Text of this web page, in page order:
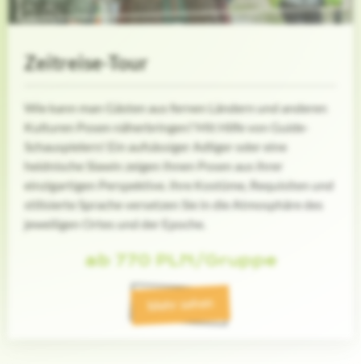
Zeitreise-Tour
Wie kann man Gästen aus fernen Ländern und anderen
Kulturen Posen näherbringen? Mit Hilfe von Guide-
Schauspielern! Ein aufsässiger Adliger oder eine
heidnische Slawin zeigen Ihnen Posen aus ihrer
einzigartigen Perspektive. Ihre Kostüme, Requisiten und
stilisierte Sprache versetzen Sie in die Atmosphäre des
jeweiligen Ortes und der Epoche.
ab 770 PLN/Gruppe
Mehr sehen